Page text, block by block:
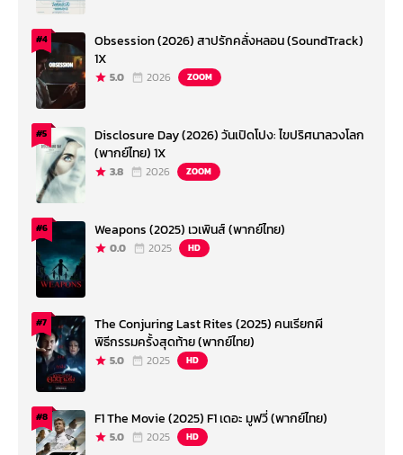
#4
Obsession (2026) สาปรักคลั่งหลอน (SoundTrack)
1X
5.0 2026 ZOOM
#5
Disclosure Day (2026) วันเปิดโปง: ไขปริศนาลวงโลก
(พากย์ไทย) 1X
3.8 2026 ZOOM
#6 Weapons (2025) เวเพินส์ (พากย์ไทย)
0.0 2025 HD
#7
The Conjuring Last Rites (2025) คนเรียกผี
พิธีกรรมครั้งสุดท้าย (พากย์ไทย)
5.0 2025 HD
#8 F1 The Movie (2025) F1 เดอะ มูฟวี่ (พากย์ไทย)
5.0 2025 HD